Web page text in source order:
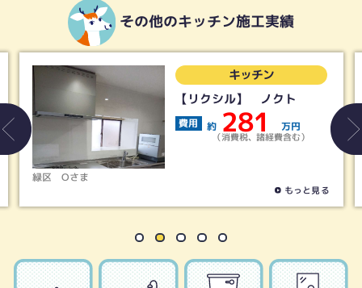
その他のキッチン施工実績
Oさま
キッチン
【リクシル】 ノクト
281 万円
（消費税、諸経費含む）
もっと見る